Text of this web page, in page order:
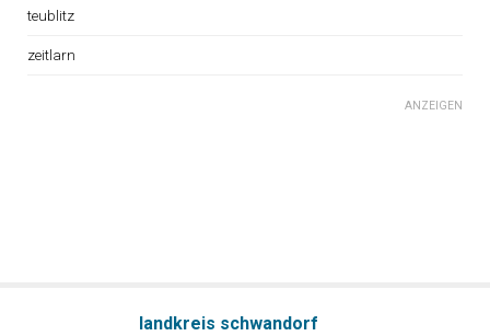
teublitz
zeitlarn
ANZEIGEN
landkreis schwandorf